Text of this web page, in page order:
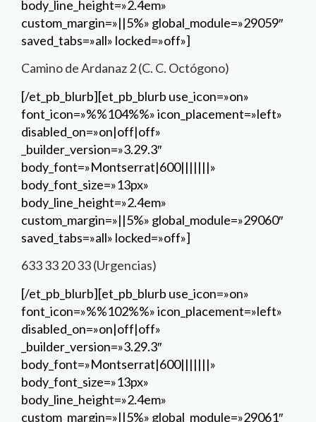
body_font=»Montserrat|600|||||||»
body_font_size=»13px»
custom_margin=»||5%» global_module=»29060″
saved_tabs=»all» locked=»off»]
633 33 20 33 (Urgencias)
[/et_pb_blurb][et_pb_blurb use_icon=»on»
font_icon=»%%102%%» icon_placement=»left»
disabled_on=»on|off|off»
_builder_version=»3.29.3″
body_font=»Montserrat|600|||||||»
body_font_size=»13px»
custom_margin=»||5%» global_module=»29061″
saved_tabs=»all» locked=»off»]
948 34 88 61 (Consulta)
[/et_pb_blurb][et_pb_blurb use_icon=»on»
font_icon=»%%109%%» icon_placement=»left»
disabled_on=»on|off|off»
_builder_version=»3.29.3″
body_font=»Montserrat|600|||||||»